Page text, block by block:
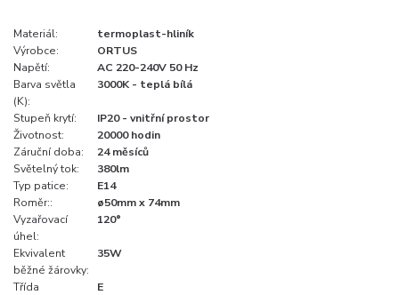
Materiál:
termoplast-hliník
Výrobce:
ORTUS
Napětí:
AC 220-240V 50 Hz
Barva světla
(K):
3000K - teplá bílá
Stupeň krytí:
IP20 - vnitřní prostor
Životnost:
20000 hodin
Záruční doba:
24 měsíců
Světelný tok:
380lm
Typ patice:
E14
Roměr::
ø50mm x 74mm
Vyzařovací
úhel:
120°
Ekvivalent
běžné žárovky:
35W
Třída
E